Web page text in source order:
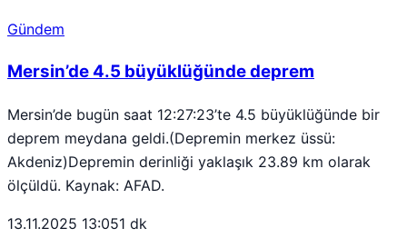
Gündem
Mersin’de 4.5 büyüklüğünde deprem
Mersin’de bugün saat 12:27:23’te 4.5 büyüklüğünde bir
deprem meydana geldi.(Depremin merkez üssü:
Akdeniz)Depremin derinliği yaklaşık 23.89 km olarak
ölçüldü. Kaynak: AFAD.
13.11.2025 13:051 dk